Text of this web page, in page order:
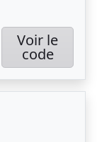
Voir le
code